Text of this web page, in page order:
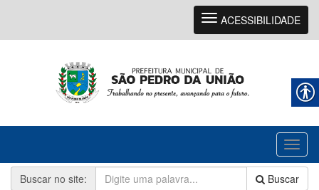
Navegação
ACESSIBILIDADE
Buscar no site:
Buscar